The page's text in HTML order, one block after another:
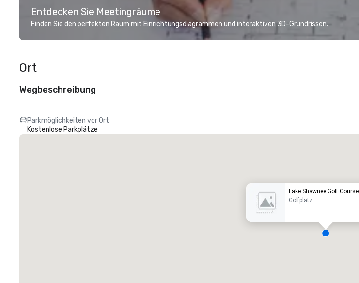
Entdecken Sie Meetingräume
Finden Sie den perfekten Raum mit Einrichtungsdiagrammen und interaktiven 3D-Grundrissen.
Ort
Wegbeschreibung
Parkmöglichkeiten vor Ort
Kostenlose Parkplätze
Lake Shawnee Golf Course
Golfplatz